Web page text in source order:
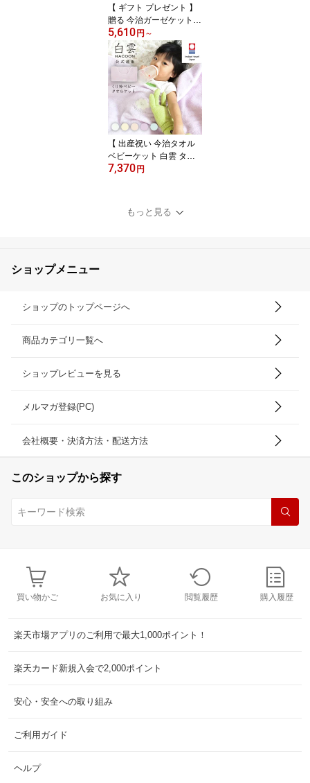
【 ギフト プレゼント 】
贈る 今治ガーゼケット
今治タオル タオルケット
今治 夏用 5重 ガーゼ ケ
ット シングル 綿100%
日本製 洗える プレゼン
ト ギフト 5重ガーゼ シン
グル ガーゼタオル ガー
ゼタオルケット 快適な眠
り 快眠 敏感肌 70代 母の
日 夏掛け
5,610円 ～
【 出産祝い 今治タオル
ベビーケット 白雲 タオ
ルケット 公式通販 選べ
ケット (くり衿付) HACO
ON Baby Towel Ket 日本
7,370円
もっと見る
ショップメニュー
ショップのトップページへ
商品カテゴリ一覧へ
ショップレビューを見る
メルマガ登録(PC)
会社概要・決済方法・配送方法
このショップから探す
買い物かご お気に入り 閲覧履歴 購入履歴
楽天市場アプリのご利用で最大1,000ポイント！
楽天カード新規入会で2,000ポイント
安心・安全への取り組み
ご利用ガイド
ヘルプ